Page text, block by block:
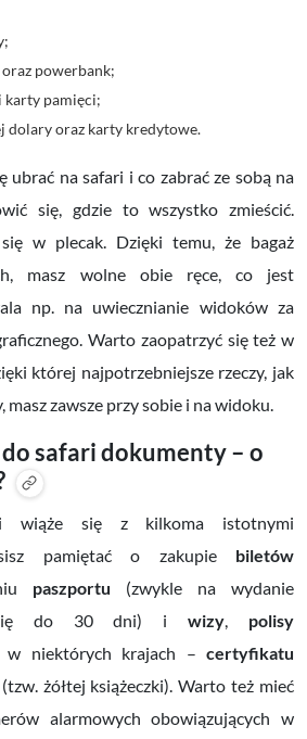
powerbank;
karty pamięci;
dolary oraz karty kredytowe.
ubrać na safari i co zabrać ze sobą na
się, gdzie to wszystko zmieścić.
w plecak. Dzięki temu, że bagaż
masz wolne obie ręce, co jest
np. na uwiecznianie widoków za
Warto zaopatrzyć się też w
której najpotrzebniejsze rzeczy, jak
zawsze przy sobie i na widoku.
safari dokumenty – o
wiąże się z kilkoma istotnymi
pamiętać o zakupie biletów
paszportu (zwykle na wydanie
się do 30 dni) iwizy
polisy
w niektórych krajach – certyfikatu
żółtej książeczki). Warto też mieć
alarmowych obowiązujących w